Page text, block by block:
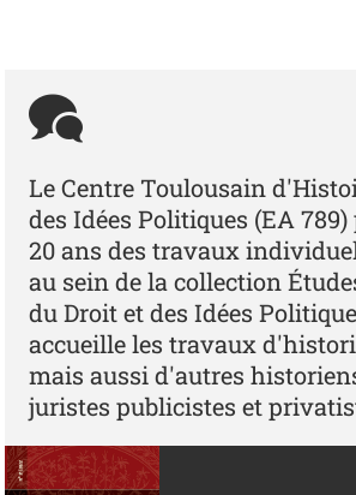
Le Centre Toulousain
des Idées Politiques (EA
20 ans des travaux
au sein de la collection
du Droit et des Idées
accueille les travaux
mais aussi d'autres
juristes publicistes et